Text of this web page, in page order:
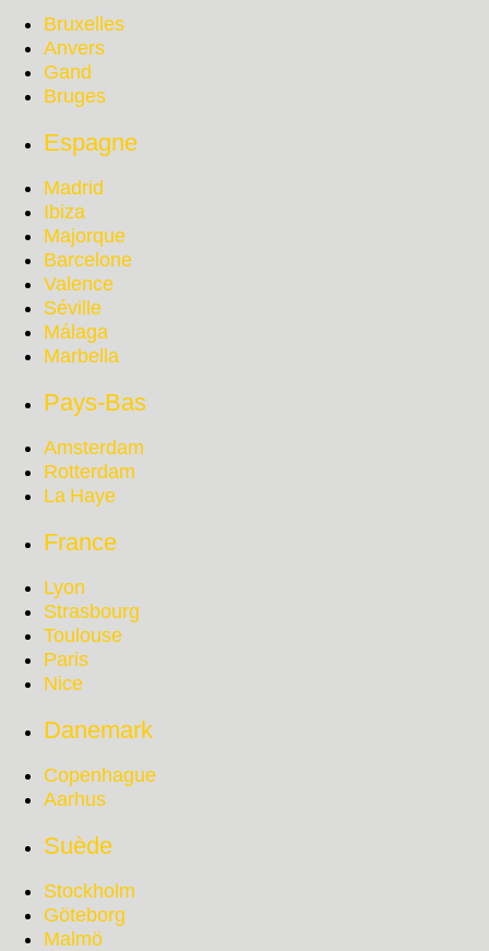
Bruxelles
Anvers
Gand
Bruges
Espagne
Madrid
Ibiza
Majorque
Barcelone
Valence
Séville
Málaga
Marbella
Pays-Bas
Amsterdam
Rotterdam
La Haye
France
Lyon
Strasbourg
Toulouse
Paris
Nice
Danemark
Copenhague
Aarhus
Suède
Stockholm
Göteborg
Malmö